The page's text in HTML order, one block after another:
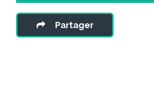
Partager